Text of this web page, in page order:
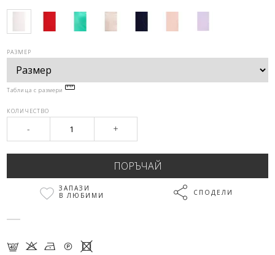
РАЗМЕР
Таблица с размери
КОЛИЧЕСТВО
- +
ЗАПАЗИ
В ЛЮБИМИ
СПОДЕЛИ
F K N Q X